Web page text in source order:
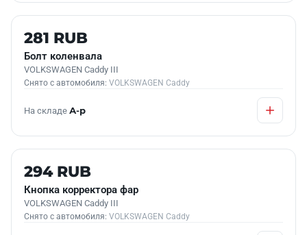
Б/У В НАЛИЧИИ
281 RUB
Болт коленвала
VOLKSWAGEN Caddy III
Снято с автомобиля: VOLKSWAGEN Caddy
На складе А-р
Б/У В НАЛИЧИИ
294 RUB
Кнопка корректора фар
VOLKSWAGEN Caddy III
Снято с автомобиля: VOLKSWAGEN Caddy